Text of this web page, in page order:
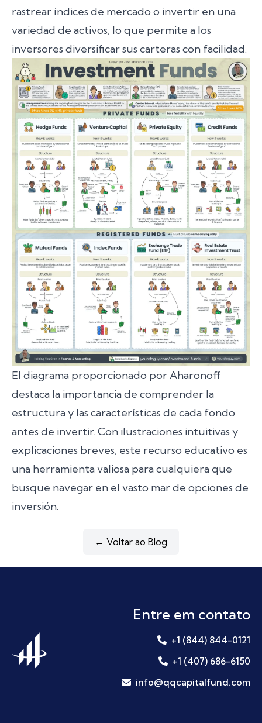
rastrear índices de mercado o invertir en una
variedad de activos, lo que permite a los
inversores diversificar sus carteras con facilidad.
El diagrama proporcionado por Aharonoff
destaca la importancia de comprender la
estructura y las características de cada fondo
antes de invertir. Con ilustraciones intuitivas y
explicaciones breves, este recurso educativo es
una herramienta valiosa para cualquiera que
busque navegar en el vasto mar de opciones de
inversión.
← Voltar ao Blog
Entre em contato
+1 (844) 844-0121
+1 (407) 686-6150
info@qqcapitalfund.com